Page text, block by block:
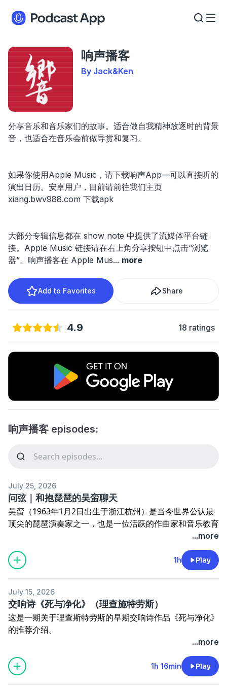
响声播客
By Jack&Ken
分享音乐和音乐家们的故事。适合做自我精神放逐时的背景
音，也适合在音乐会前做导赏和复习。
如果你使用Apple Music，请下载响声App—可以直接听的
演出日历。安卓用户，目前请前往我们主页
xiang.bwv988.com 下载apk
大部分专辑信息都在 show note 中提供了流媒体平台链
接。Apple Music 链接请在右上角分享按钮中点击“浏览
器”。响声播客在 Apple Mus... more
Add to Favorites Share
4.9 18 ratings
响声播客 episodes:
July 25, 2026
问弦｜和抱琵琶的吴蛮聊天
吴蛮（1963年1月2日出生于浙江杭州）是当今世界公认最
顶尖的琵琶演奏家之一，也是一位活跃的作曲家和音乐教育
家。她以将这件拥有两千多年历史的中国传统乐器系统性地
引入西方当代音乐舞台而闻名。通过数百首新作品的委约首
演和横跨古典、世界音乐、实验音乐等多领域的合作，吴蛮
重新定义了琵琶在当代音乐中的角色。
关注2027年新春演出
余隆、马友友、吴彤、吴蛮与上海交
响乐团演绎赵麟
本期音乐节选
00:01 夕阳萧鼓
57:37 问弦-即兴曲
在小宇宙查看该单集文稿
...more
1h Play
July 15, 2026
交响诗《死与净化》（理查施特劳斯）
这是一期关于理查斯特劳斯的早期交响诗作品《死与净化》
的推荐介绍。
，查看作品介绍，大家推荐的版
相关单集：
👉英雄生涯
...more
1h 16min Play